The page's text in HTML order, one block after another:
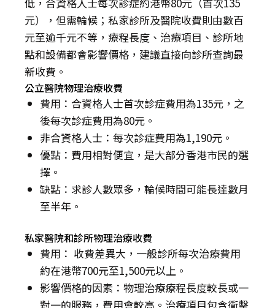
元），但需輪候；私家診所及醫院收費則由數百
元至逾千元不等，療程長度、治療項目、診所地
點和設備都會影響價格，建議直接向診所查詢最
新收費。
公立醫院物理治療收費
費用：合資格人士首次診症費用為135元，之
後每次診症費用為80元。
非合資格人士：每次診症費用為1,190元。
優點：費用相對便宜，是大部分香港市民的選
擇。
缺點：求診人數眾多，輪候時間可能長達數月
至半年。
私家醫院和診所物理治療收費
費用： 收費差異大，一般診所每次治療費用
約在港幣700元至1,500元以上。
影響價格的因素：物理治療療程長度較長或一
對一的服務，費用會較高。治療項目包含衝擊